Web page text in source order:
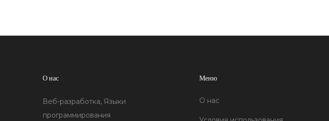
интерактивность и повысить удобство
О нас
Веб-разработка, Языки
программирования
Меню
О нас